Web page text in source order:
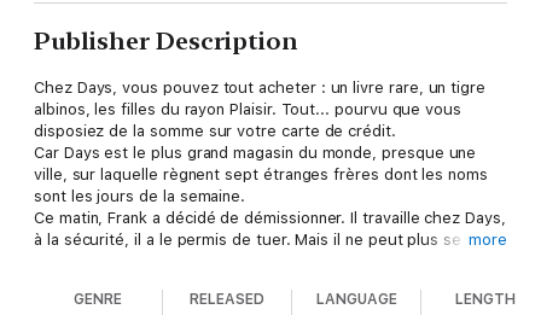
Publisher Description
Chez Days, vous pouvez tout acheter : un livre rare, un tigre
albinos, les filles du rayon Plaisir. Tout... pourvu que vous
disposiez de la somme sur votre carte de crédit.
Car Days est le plus grand magasin du monde, presque une
ville, sur laquelle règnent sept étranges frères dont les noms
sont les jours de la semaine.
Ce matin, Frank a décidé de démissionner. Il travaille chez Days,
à la sécurité, il a le permis de tuer. Mais il ne peut plus se voir
de jouir de son nouveau droit d'acheter.
more
GENRE RELEASED LANGUAGE LENGTH